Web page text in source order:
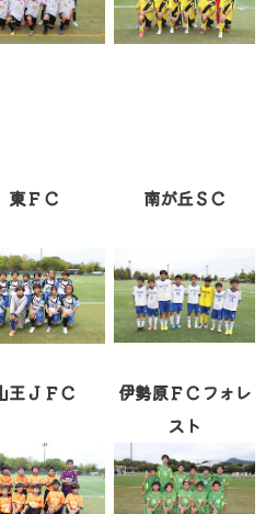
東ＦＣ 南が丘ＳＣ
王ＪＦＣ
伊勢原ＦＣフォレ
スト